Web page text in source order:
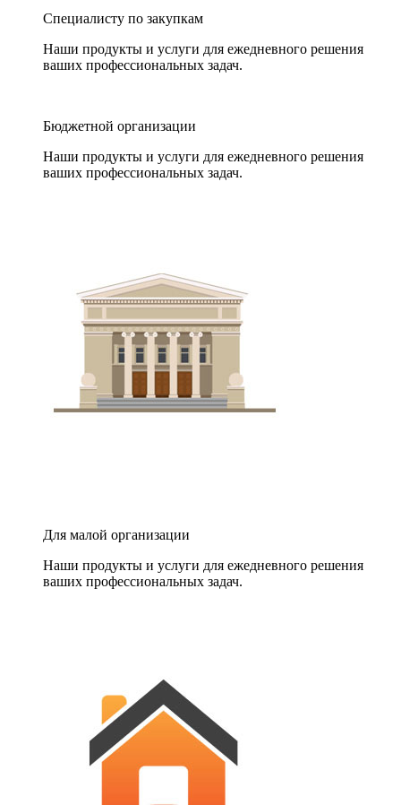
Специалисту по закупкам
Наши продукты и услуги для ежедневного решения
ваших профессиональных задач.
Бюджетной организации
Наши продукты и услуги для ежедневного решения
ваших профессиональных задач.
Для малой организации
Наши продукты и услуги для ежедневного решения
ваших профессиональных задач.